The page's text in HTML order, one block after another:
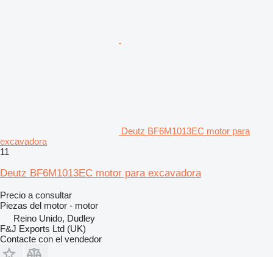
Deutz BF6M1013EC motor para
excavadora
11
Deutz BF6M1013EC motor para excavadora
Precio a consultar
Piezas del motor - motor
Reino Unido, Dudley
F&J Exports Ltd (UK)
Contacte con el vendedor